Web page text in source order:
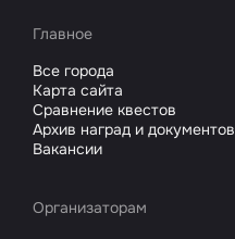
Главное
Все города
Карта сайта
Сравнение квестов
Архив наград и документов
Вакансии
Организаторам